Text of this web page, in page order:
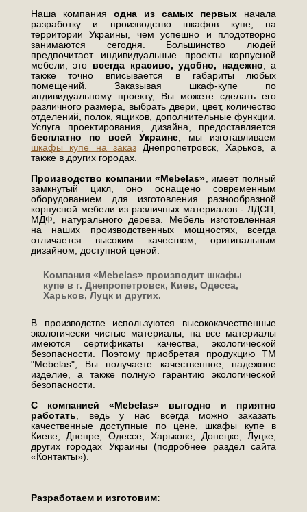
Наша компания одна из самых первых начала
разработку и производство шкафов купе, на
территории Украины, чем успешно и плодотворно
занимаются сегодня. Большинство людей
предпочитает индивидуальные проекты корпусной
мебели, это всегда красиво, удобно, надежно, а
также точно вписывается в габариты любых
помещений. Заказывая шкаф-купе по
индивидуальному проекту, Вы можете сделать его
различного размера, выбрать двери, цвет, количество
отделений, полок, ящиков, дополнительные функции.
Услуга проектирования, дизайна, предоставляется
бесплатно по всей Украине, мы изготавливаем
шкафы купе на заказ Днепропетровск, Харьков, а
также в других городах.
Производство компании «Mebelas», имеет полный
замкнутый цикл, оно оснащено современным
оборудованием для изготовления разнообразной
корпусной мебели из различных материалов - ЛДСП,
МДФ, натурального дерева. Мебель изготовленная
на наших производственных мощностях, всегда
отличается высоким качеством, оригинальным
дизайном, доступной ценой.
Компания «Mebelas» производит шкафы
купе в г. Днепропетровск, Киев, Одесса,
Харьков, Луцк и других.
В производстве используются высококачественные
экологически чистые материалы, на все материалы
имеются сертификаты качества, экологической
безопасности. Поэтому приобретая продукцию ТМ
"Mebelas", Вы получаете качественное, надежное
изделие, а также полную гарантию экологической
безопасности.
С компанией «Mebelas» выгодно и приятно
работать, ведь у нас всегда можно заказать
качественные доступные по цене, шкафы купе в
Киеве, Днепре, Одессе, Харькове, Донецке, Луцке,
других городах Украины (подробнее раздел сайта
«Контакты»).
Разработаем и изготовим: